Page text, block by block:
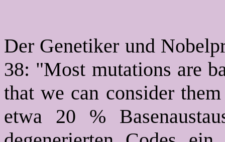
Der Genetiker und
38: "Most mutations are
that we can consider
etwa 20 %